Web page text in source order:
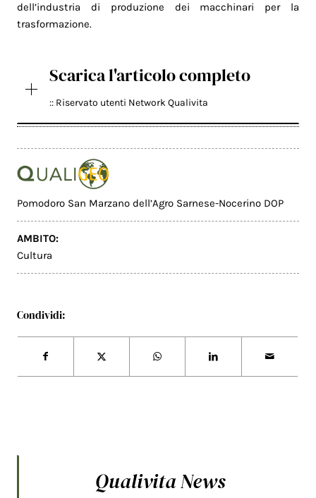
dell’industria di produzione dei macchinari per la
trasformazione.
Scarica l'articolo completo
:: Riservato utenti Network Qualivita
Pomodoro San Marzano dell’Agro Sarnese-Nocerino DOP
AMBITO:
Cultura
Condividi:
Qualivita News